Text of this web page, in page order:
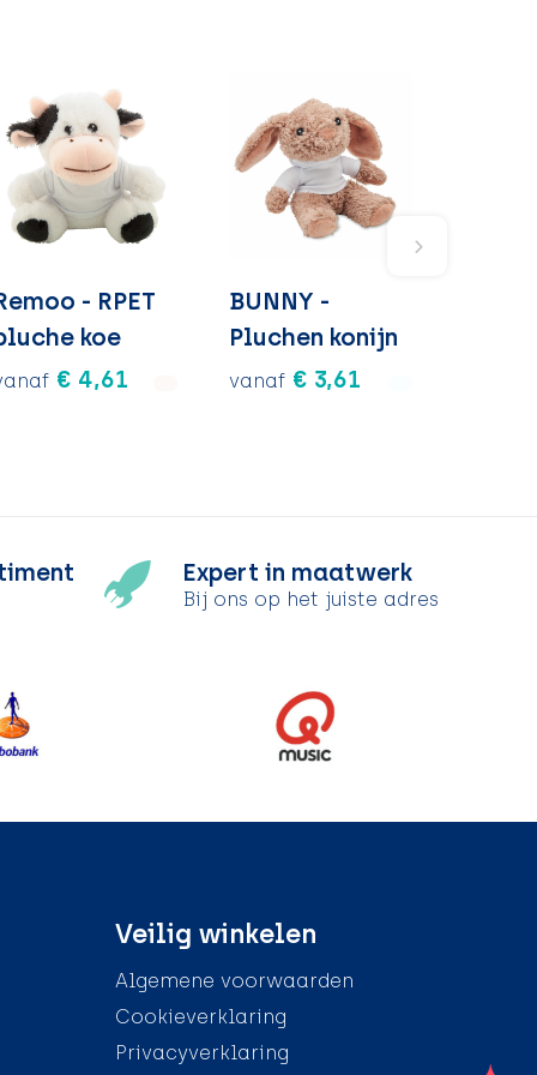
- RPET
koe
€ 4,61
BUNNY -
Pluchen konijn
vanaf € 3,61
Expert in maatwerk
Bij ons op het juiste adres
Veilig winkelen
Algemene voorwaarden
Cookieverklaring
Privacyverklaring